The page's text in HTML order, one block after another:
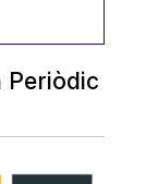
Periòdic